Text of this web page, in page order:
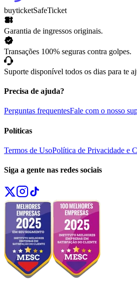
buyticketSafeTicket
Garantia de ingressos originais.
Transações 100% seguras contra golpes.
Suporte disponível todos os dias para te
Precisa de ajuda?
Perguntas frequentesFale com o nosso
Políticas
Termos de UsoPolítica de Privacidade e
Siga a gente nas redes sociais